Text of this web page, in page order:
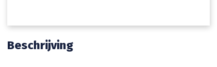
Beschrijving